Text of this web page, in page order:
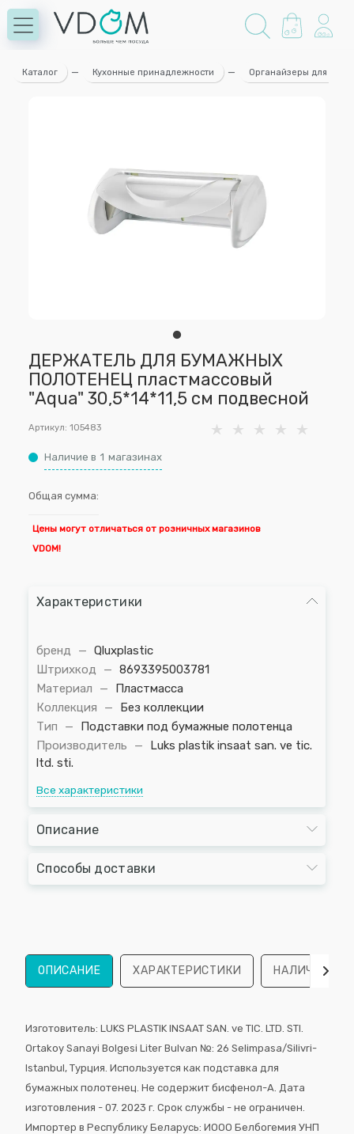
Каталог — Кухонные принадлежности — Органайзеры для кухни
ДЕРЖАТЕЛЬ ДЛЯ БУМАЖНЫХ
ПОЛОТЕНЕЦ пластмассовый
"Aqua" 30,5*14*11,5 см подвесной
Артикул: 105483
Наличие в 1 магазинах
Общая сумма:
Цены могут отличаться от розничных магазинов
VDOM!
Характеристики
бренд — Qluxplastic
Штрихкод
— 8693395003781
Материал
—
Пластмасса
Коллекция
—
Без коллекции
Тип
—
Подставки под бумажные полотенца
Производитель
—
Luks plastik insaat san. ve tic.
ltd. sti.
Все характеристики
Описание
Способы доставки
ОПИСАНИЕ ХАРАКТЕРИСТИКИ НАЛИЧИЕ
Изготовитель: LUKS PLASTIK INSAAT SAN. ve TIC. LTD. STI.
Ortakoy Sanayi Bolgesi Liter Bulvan №: 26 Selimpasa/Silivri-
Istanbul, Турция. Используется как подставка для
бумажных полотенец. Не содержит бисфенол-А. Дата
изготовления - 07. 2023 г. Срок службы - не ограничен.
Импортер в Республику Беларусь: ИООО Белбогемия УНП